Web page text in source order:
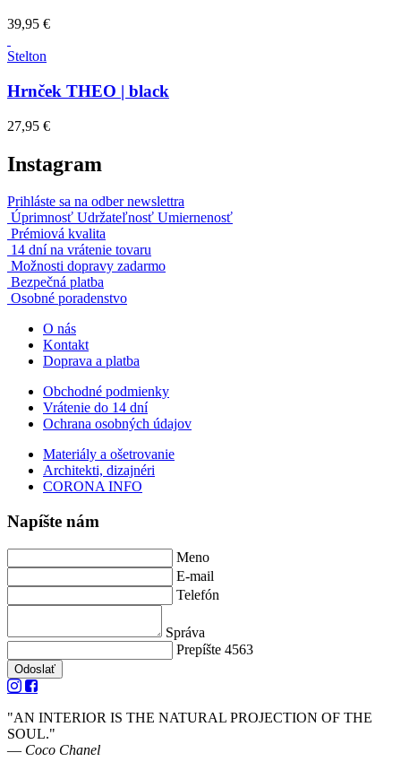
39,95 €
Stelton
Hrnček THEO | black
27,95 €
Instagram
Prihláste sa na odber newslettra
Úprimnosť Udržateľnosť Umiernenosť
Prémiová kvalita
14 dní na vrátenie tovaru
Možnosti dopravy zadarmo
Bezpečná platba
Osobné poradenstvo
O nás
Kontakt
Doprava a platba
Obchodné podmienky
Vrátenie do 14 dní
Ochrana osobných údajov
Materiály a ošetrovanie
Architekti, dizajnéri
CORONA INFO
Napíšte nám
Meno
E-mail
Telefón
Správa
Prepíšte 4563
Odoslať
"AN INTERIOR IS THE NATURAL PROJECTION OF THE
SOUL."
― Coco Chanel